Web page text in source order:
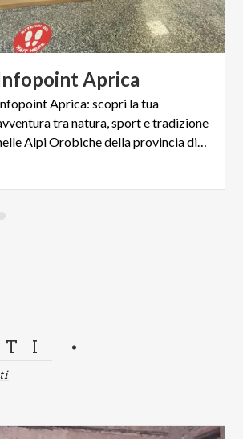
Aprica
Aprica: scopri la tua
tra natura, sport e tradizione
nelle Alpi Orobiche della provincia di Sondrio.